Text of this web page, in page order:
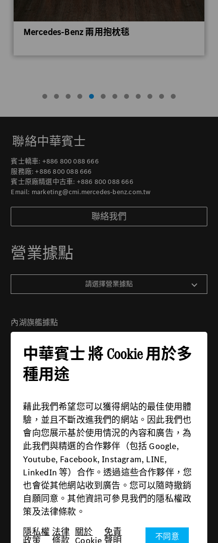
Mercedes-Benz 兩用抱枕毯
中華賓士 將 Cookie 用於多
種用途
藉此我們希望您可以獲得網站的最佳使用體
驗，並且不斷改進我們的網站。因此我們也
會向您展示基於使用情況的內容和廣告，為
此我們與精選的合作夥伴（包括 Google,
Youtube, Facebook, Instagram, LINE,
LinkedIn 等）合作。透過這些合作夥伴，您
也會從其他網站收到廣告。您可以隨時撤銷
自願同意。其他資訊可參見我們的隱私權政
策及法律條款。
隱私權
政策
法律
條款
關於
Cookie
免責
聲明 不同意
聯絡中華賓士
賓士轎車: +886 800 088 666
服務廠:+886 800 088 666
賓士原廠精選中古車: +886 800 088 666
Email: marketing@cmi.mercedes-benz.com.tw
聯絡我們
營業據點
請選擇營業據點
內湖旗艦據點
電話：(02) 2799-6988
週一 - 週五：08:30 - 21:00
週六 - 週日：09:00 - 21:00
供應商
法律條款
關於Cookie
免責聲明